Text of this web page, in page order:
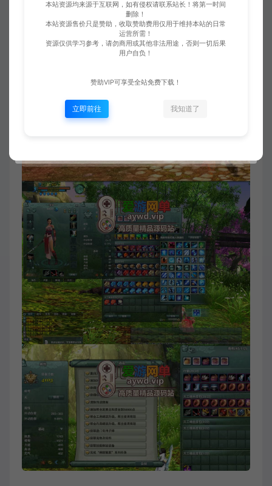
本站资源均来源于互联网，如有侵权请联系站长！将第一时间
删除！
本站资源售价只是赞助，收取赞助费用仅用于维持本站的日常
运营所需！
资源仅供学习参考，请勿商用或其他非法用途，否则一切后果
用户自负！
赞助VIP可享受全站免费下载！
立即前往 我知道了